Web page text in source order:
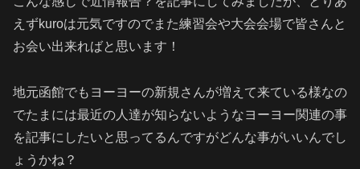
えずkuroは元気ですのでまた練習会や大会会場で皆さんと
お会い出来ればと思います！
地元函館でもヨーヨーの新規さんが増えて来ている様なの
でたまには最近の人達が知らないようなヨーヨー関連の事
を記事にしたいと思ってるんですがどんな事がいいんでし
ょうかね？